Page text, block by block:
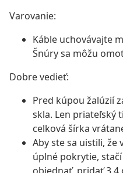
Varovanie:
Káble uchovávajte
Šnúry sa môžu
Dobre vedieť:
Pred kúpou žalúzií
skla. Len priateľský
celková šírka
Aby ste sa uistili, že
úplné pokrytie,